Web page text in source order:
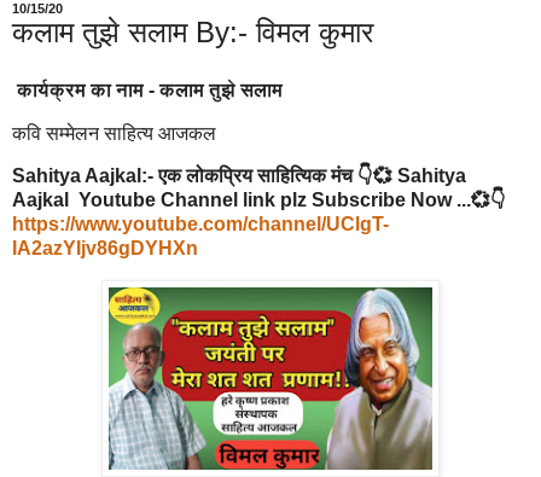
10/15/20
कलाम तुझे सलाम By:- विमल कुमार
कार्यक्रम का नाम - कलाम तुझे सलाम
कवि सम्मेलन साहित्य आजकल
Sahitya Aajkal:- एक लोकप्रिय साहित्यिक मंच 👇💞 Sahitya
Aajkal Youtube Channel link plz Subscribe Now ...💞👇
https://www.youtube.com/channel/UClgT-
IA2azYIjv86gDYHXn